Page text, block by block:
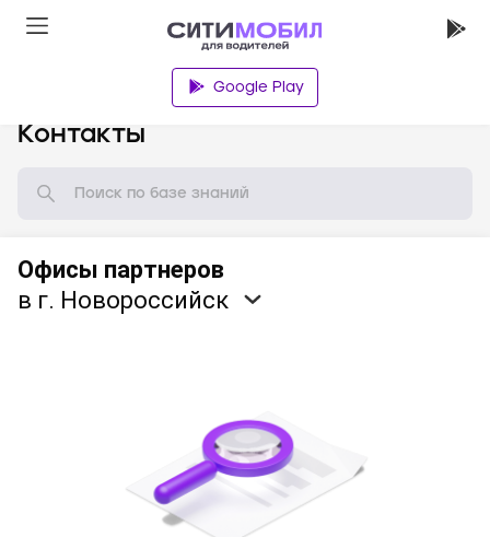
Google Play
Контакты
Офисы партнеров
в г. Новороссийск